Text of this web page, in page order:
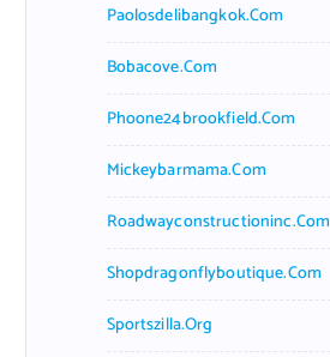
Paolosdelibangkok.com
Bobacove.com
Phoone24brookfield.com
Mickeybarmama.com
Roadwayconstructioninc.com
Shopdragonflyboutique.com
Sportszilla.org